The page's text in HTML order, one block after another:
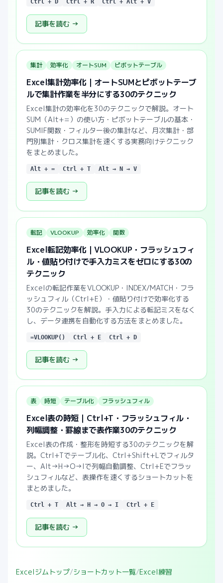
Ctrl + D Ctrl + R Ctrl + Alt + V
記事を読む →
集計 効率化 オートSUM ピボットテーブル
Excel集計効率化｜オートSUMとピボットテーブ
ルで集計作業を半分にする30のテクニック
Excel集計の効率化を30のテクニックで解説。オート
SUM（Alt+=）の使い方・ピボットテーブルの基本・
SUMIF関数・フィルター後の集計など、月次集計・部
門別集計・クロス集計を速くする実務向けテクニック
をまとめました。
Alt + = Ctrl + T Alt → N → V
記事を読む →
転記 VLOOKUP 効率化 関数
Excel転記効率化｜VLOOKUP・フラッシュフィ
ル・値貼り付けで手入力ミスをゼロにする30の
テクニック
Excelの転記作業をVLOOKUP・INDEX/MATCH・フラ
ッシュフィル（Ctrl+E）・値貼り付けで効率化する
30のテクニックを解説。手入力による転記ミスをなく
し、データ連携を自動化する方法をまとめました。
=VLOOKUP() Ctrl + E Ctrl + D
記事を読む →
表 時短 テーブル化 フラッシュフィル
Excel表の時短｜Ctrl+T・フラッシュフィル・
列幅調整・罫線まで表作業30のテクニック
Excel表の作成・整形を時短する30のテクニックを解
説。Ctrl+Tでテーブル化、Ctrl+Shift+Lでフィルタ
ー、Alt→H→O→Iで列幅自動調整、Ctrl+Eでフラッ
シュフィルなど、表操作を速くするショートカットを
まとめました。
Ctrl + T Alt → H → O → I Ctrl + E
記事を読む →
Excelジムトップ/ショートカット一覧/Excel練習